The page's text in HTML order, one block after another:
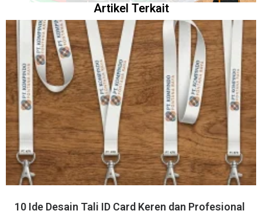
Artikel Terkait
10 Ide Desain Tali ID Card Keren dan Profesional